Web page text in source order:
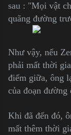
sau : "Mọi vật
quãng đường
Như vậy, nếu
phải mất thời
điểm giữa, ông
của đoạn đường
Khi đã đến đó,
mất thêm thời